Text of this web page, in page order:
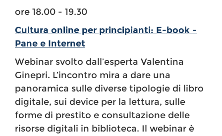
ore 18.00 - 19.30
Cultura online per principianti: E-book -
Pane e Internet
Webinar svolto dall’esperta Valentina
Ginepri. L’incontro mira a dare una
panoramica sulle diverse tipologie di libro
digitale, sui device per la lettura, sulle
forme di prestito e consultazione delle
risorse digitali in biblioteca. Il webinar è